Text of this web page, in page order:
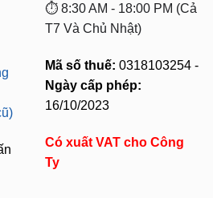
⏱️ 8:30 AM - 18:00 PM (Cả
T7 Và Chủ Nhật)
Mã số thuế: 0318103254 -
Ngày cấp phép:
16/10/2023
Có xuất VAT cho Công
Ty